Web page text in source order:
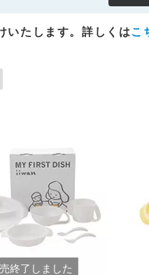
いたします。詳しくはこ
終了しました